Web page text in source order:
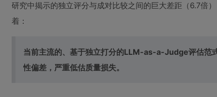
研究中揭示的独立评分与成对比较之间的巨大差距（6.7倍
着：
当前主流的、基于独立打分的LLM-as-a-Judge评估范
性偏差，严重低估质量损失。